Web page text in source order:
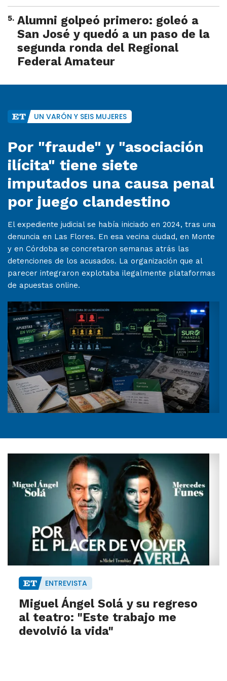
5. Alumni golpeó primero: goleó a
San José y quedó a un paso de la
segunda ronda del Regional
Federal Amateur
UN VARÓN Y SEIS MUJERES
Por "fraude" y "asociación
ilícita" tiene siete
imputados una causa penal
por juego clandestino
El expediente judicial se había iniciado en 2024, tras una
denuncia en Las Flores. En esa vecina ciudad, en Monte
y en Córdoba se concretaron semanas atrás las
detenciones de los acusados. La organización que al
parecer integraron explotaba ilegalmente plataformas
de apuestas online.
ENTREVISTA
Miguel Ángel Solá y su regreso
al teatro: "Este trabajo me
devolvió la vida"